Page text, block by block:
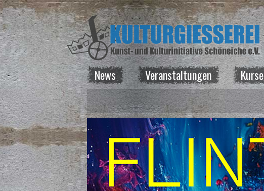
News Veranstaltungen Kurse
News
Veranstaltungen
Kurse
Vermietung
Über uns